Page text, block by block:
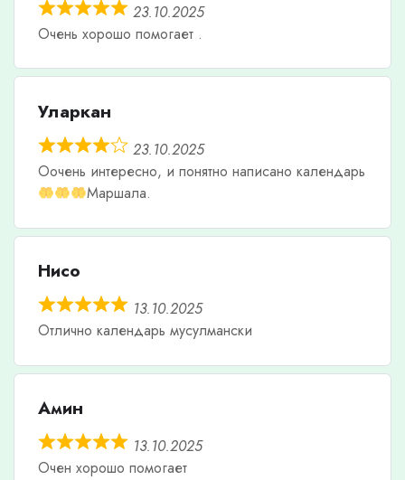
23.10.2025
Очень хорошо помогает .
Уларкан
23.10.2025
Оочень интересно, и понятно написано календарь
Маршала.
Нисо
13.10.2025
Отлично календарь мусулмански
Амин
13.10.2025
Очен хорошо помогает